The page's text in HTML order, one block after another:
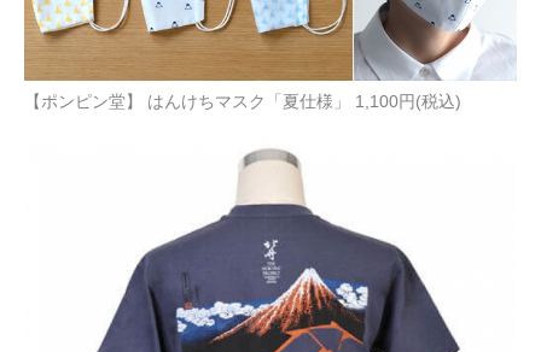
【ポンピン堂】 はんけちマスク「夏仕様」 1,100円(税込)